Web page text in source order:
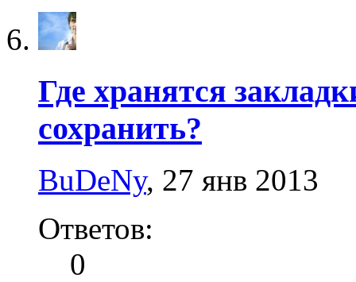
Где хранятся
сохранить?
BuDeNy, 27 янв 2013
Ответов:
0